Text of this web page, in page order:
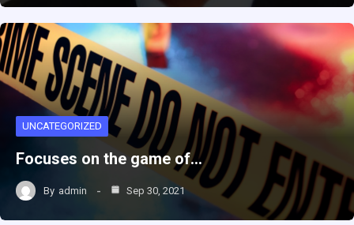
UNCATEGORIZED
Focuses on the game of…
By admin Sep 30, 2021